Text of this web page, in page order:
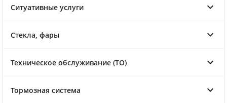
Ситуативные услуги
Стекла, фары
Техническое обслуживание (ТО)
Тормозная система